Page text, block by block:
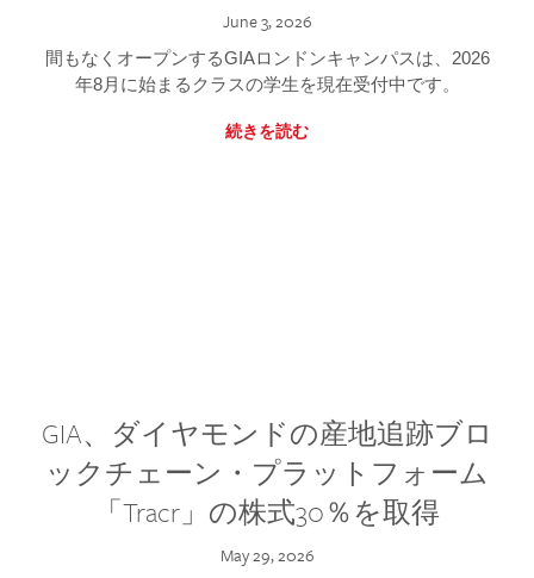
June 3, 2026
間もなくオープンするGIAロンドンキャンパスは、2026
年8月に始まるクラスの学生を現在受付中です。
続きを読む
GIA、ダイヤモンドの産地追跡ブロ
ックチェーン・プラットフォーム
「Tracr」の株式30％を取得
May 29, 2026